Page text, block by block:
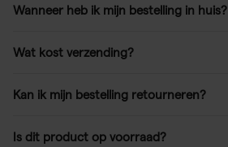
Wanneer heb ik mijn bestelling in huis?
Wat kost verzending?
Kan ik mijn bestelling retourneren?
Is dit product op voorraad?